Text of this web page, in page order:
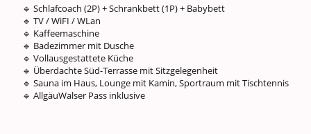
🔹 Schlafcoach (2P) + Schrankbett (1P) + Babybett
🔹 TV / WiFI / WLan
🔹 Kaffeemaschine
🔹 Badezimmer mit Dusche
🔹 Vollausgestattete Küche
🔹 Überdachte Süd-Terrasse mit Sitzgelegenheit
🔹 Sauna im Haus, Lounge mit Kamin, Sportraum mit Tischtennis
🔹 AllgäuWalser Pass inklusive